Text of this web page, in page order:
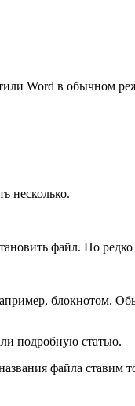
Word в обычном
несколько.
файл. Но редко
блокнотом.
подробную статью.
файла ставим